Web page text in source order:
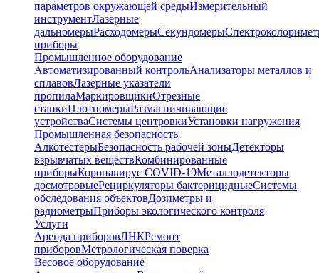
параметров окружающей средыИзмерительный
инструментЛазерные
дальномерыРасходомерыСекундомеры
приборы
Промышленное оборудование
Автоматизированный контрольАнализаторы металлов и
сплавовЛазерные указатели
пропилаМаркировщикиОтрезные
станкиПлотномерыРазмагничивающие
устройстваСистемы центровкиУстановки нагружения
Промышленная безопасность
АлкотестерыБезопасность рабочей зоныДетекторы
взрывчатых веществКомбинированные
приборыКоронавирус COVID-19Металлодетекторы
досмотровыеРециркуляторы бактерицидныеСистемы
обследования объектовДозиметры и
радиометрыПриборы экологического контроля
Услуги
Аренда приборовЛНКРемонт
приборовМетрологическая поверка
Весовое оборудование